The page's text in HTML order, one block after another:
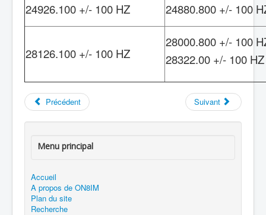
24926.100 +/- 100 HZ 24880.800 +/- 100
28126.100 +/- 100 HZ
28000.800 +/- 100
28322.00 +/- 100 HZ
Précédent Suivant
Menu principal
Accueil
A propos de ON8IM
Plan du site
Recherche